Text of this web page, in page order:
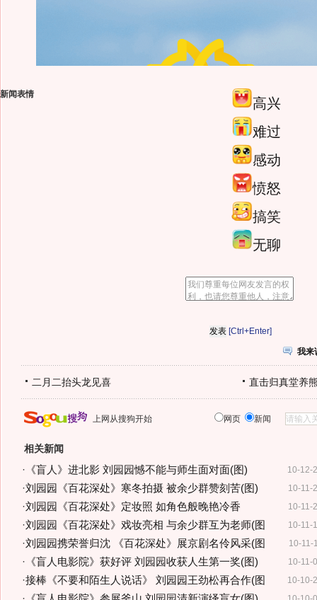
新闻表情
高兴
难过
感动
愤怒
搞笑
无聊
[Ctrl+Enter]
我来
二月二抬头龙见喜 直击归真堂养
上网从搜狗开始 网页 新闻
相关新闻
10-12-
· 《盲人》进北影 刘园园憾不能与师生面对面(图)
10-11-
·刘园园《百花深处》寒冬拍摄 被余少群赞刻苦(图)
10-11-
·刘园园《百花深处》定妆照 如角色般晚艳冷香
10-11-
·刘园园《百花深处》戏妆亮相 与余少群互为老师(图
10-11-
·刘园园携荣誉归沈 《百花深处》展京剧名伶风采(图
10-11-
· 《盲人电影院》获好评 刘园园收获人生第一奖(图)
10-10-
·接棒《不要和陌生人说话》 刘园园王劲松再合作(图